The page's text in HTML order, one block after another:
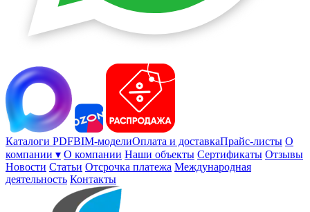
Каталоги PDFBIM-моделиОплата и доставкаПрайс-листы О
компании ▾ О компании Наши объекты Сертификаты Отзывы
Новости Статьи Отсрочка платежа Международная
деятельность Контакты